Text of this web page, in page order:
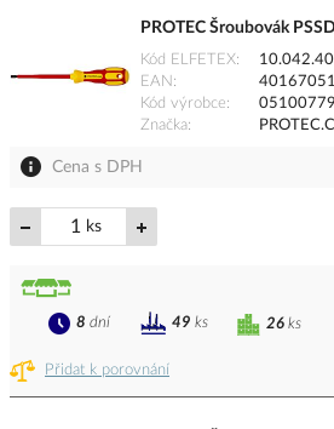
PROTEC Šroubovák
Kód ELFETEX
EAN
Kód výrobce
05100779
Značka
Cena s DPH
ks
Přidat k porovnání
26 ks
8 dní 49 ks